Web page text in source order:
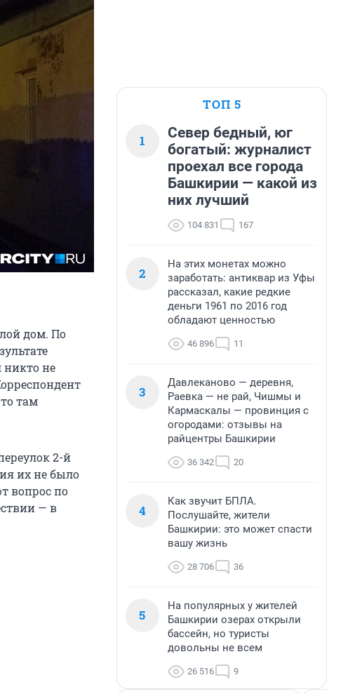
дом. По
никто не
там
2-й
их не было
вопрос по
— в
ТОП 5
1
Север бедный, юг
богатый: журналист
проехал все города
Башкирии — какой из
них лучший
104 831 167
2
На этих монетах можно
заработать: антиквар из Уфы
рассказал, какие редкие
деньги 1961 по 2016 год
обладают ценностью
46 896 11
3
Давлеканово — деревня,
Раевка — не рай, Чишмы и
Кармаскалы — провинция с
огородами: отзывы на
райцентры Башкирии
36 342 20
4
Как звучит БПЛА.
Послушайте, жители
Башкирии: это может спасти
вашу жизнь
28 706 36
5
На популярных у жителей
Башкирии озерах открыли
бассейн, но туристы
довольны не всем
26 516 9